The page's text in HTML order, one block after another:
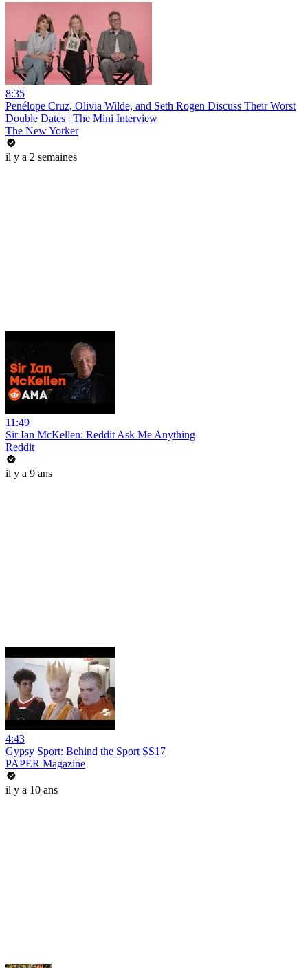
8:35
Penélope Cruz, Olivia Wilde, and Seth Rogen Discuss Their Worst
Double Dates | The Mini Interview
The New Yorker
il y a 2 semaines
11:49
Sir Ian McKellen: Reddit Ask Me Anything
Reddit
il y a 9 ans
4:43
Gypsy Sport: Behind the Sport SS17
PAPER Magazine
il y a 10 ans